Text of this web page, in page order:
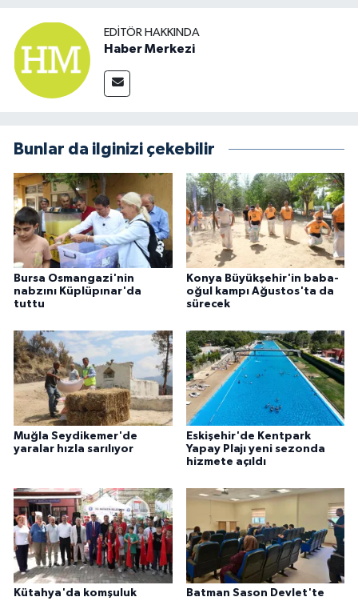
EDITÖR HAKKINDA
Haber Merkezi
Bunlar da ilginizi çekebilir
Bursa Osmangazi'nin
nabzını Küplüpınar'da
tuttu
Konya Büyükşehir'in baba-
oğul kampı Ağustos'ta da
sürecek
Muğla Seydikemer'de
yaralar hızla sarılıyor
Eskişehir'de Kentpark
Yapay Plajı yeni sezonda
hizmete açıldı
Kütahya'da komşuluk
Batman Sason Devlet'te